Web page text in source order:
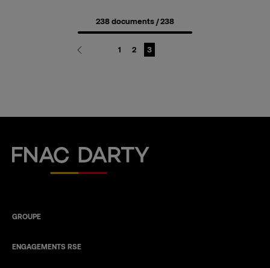
238 documents / 238
Page
1 Page
2 Page
3
Fnac Darty
GROUPE
ENGAGEMENTS RSE